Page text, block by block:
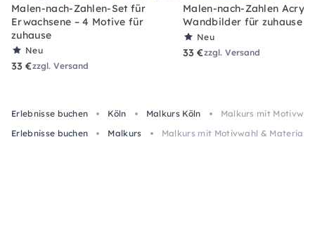
Malen-nach-Zahlen-Set für
Erwachsene – 4 Motive für
zuhause
Neu
33 €zzgl. Versand
Malen-nach-Zahlen Acryl-
Wandbilder für zuhause
Neu
33 €zzgl. Versand
Erlebnisse buchen Köln Malkurs Köln
Malkurs mit
Erlebnisse buchen
Malkurs Malkurs mit Motivwahl & Material